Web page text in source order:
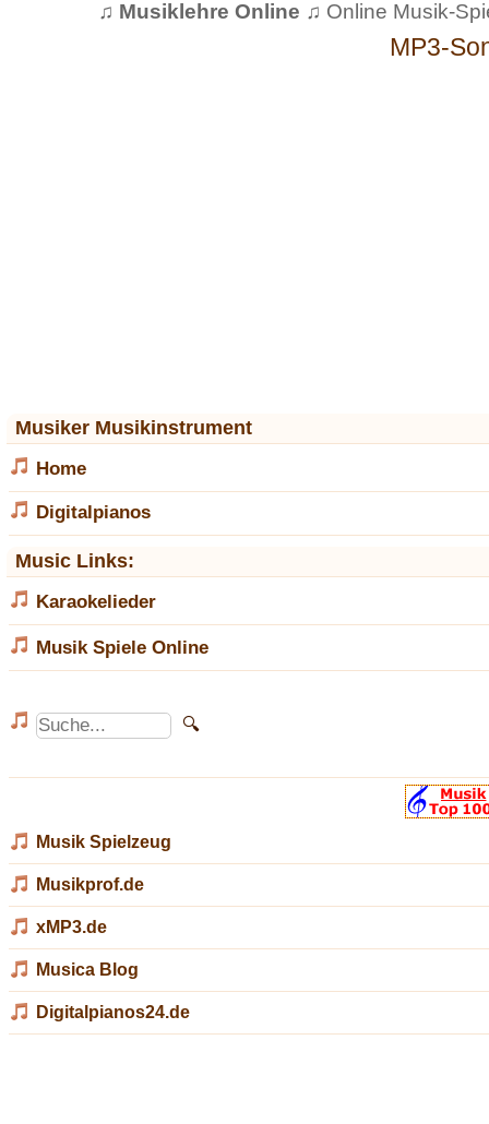
♫ Musiklehre Online ♫ Online Musik-
MP3-
Musiker Musikinstrument
Home
Digitalpianos
Music Links:
Karaokelieder
Musik Spiele Online
Musik Spielzeug
Musikprof.de
xMP3.de
Musica Blog
Digitalpianos24.de